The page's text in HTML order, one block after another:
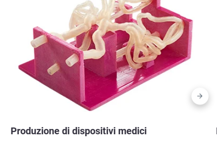
Produzione di dispositivi medici